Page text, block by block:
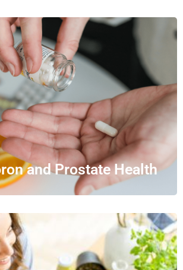
and Prostate Health